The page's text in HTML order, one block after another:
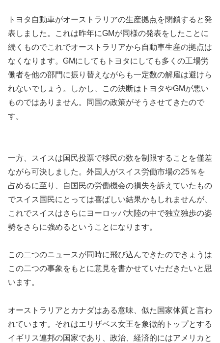
トヨタ自動車がオーストラリアの生産拠点を閉鎖すると発
表しました。これは昨年にGMが同様の発表をしたことに
続くものでこれでオーストラリアから自動車生産の拠点は
なくなります。GMにしてもトヨタにしても多くの工場労
働者を他の部門に振り替えながらも一定数の解雇は避けら
れないでしょう。しかし、この決断はトヨタやGMが悪い
ものではありません。同国の政策がそうさせてきたので
す。
一方、スイスは国民投票で移民の数を制限することを僅差
ながら可決しました。外国人がスイス労働市場の25％を
占めるに至り、自国民の労働機会の損失を訴えていたもの
でスイス国民にとっては喜ばしい結果かもしれませんが、
これでスイスはさらにヨーロッパ大陸の中で独立独歩の姿
勢をさらに強めるということになります。
この二つのニュースが同時に飛び込んできたのできょうは
この二つの事象をもとに意見を書かせていただきたいと思
います。
オーストラリアとカナダはある意味、似た国家体質と言わ
れています。それはエリザベス女王を象徴的トップとする
イギリス連邦の国家であり、政治、経済的にはアメリカと